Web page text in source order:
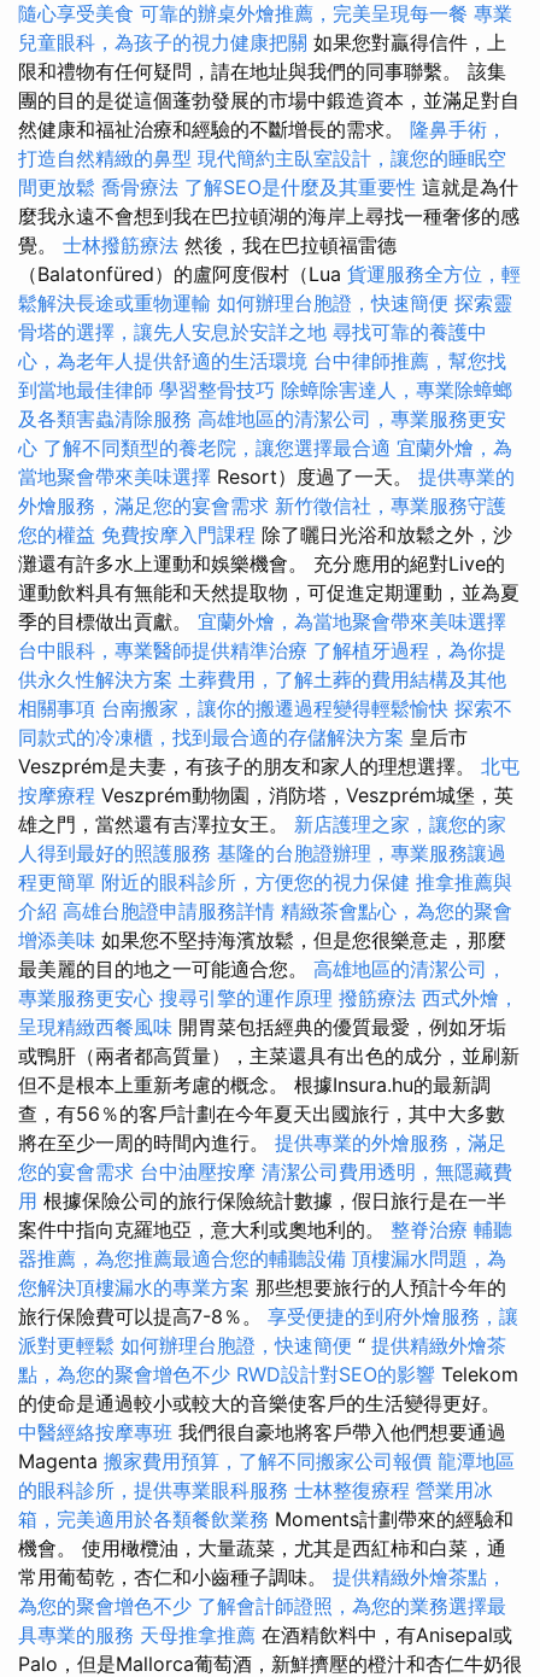
隨心享受美食 可靠的辦桌外燴推薦，完美呈現每一餐 專業
兒童眼科，為孩子的視力健康把關 如果您對贏得信件，上
限和禮物有任何疑問，請在地址與我們的同事聯繫。 該集
團的目的是從這個蓬勃發展的市場中鍛造資本，並滿足對自
然健康和福祉治療和經驗的不斷增長的需求。 隆鼻手術，
打造自然精緻的鼻型 現代簡約主臥室設計，讓您的睡眠空
間更放鬆 喬骨療法 了解SEO是什麼及其重要性 這就是為什
麼我永遠不會想到我在巴拉頓湖的海岸上尋找一種奢侈的感
覺。 士林撥筋療法 然後，我在巴拉頓福雷德
（Balatonfüred）的盧阿度假村（Lua 貨運服務全方位，輕
鬆解決長途或重物運輸 如何辦理台胞證，快速簡便 探索靈
骨塔的選擇，讓先人安息於安詳之地 尋找可靠的養護中
心，為老年人提供舒適的生活環境 台中律師推薦，幫您找
到當地最佳律師 學習整骨技巧 除蟑除害達人，專業除蟑螂
及各類害蟲清除服務 高雄地區的清潔公司，專業服務更安
心 了解不同類型的養老院，讓您選擇最合適 宜蘭外燴，為
當地聚會帶來美味選擇 Resort）度過了一天。 提供專業的
外燴服務，滿足您的宴會需求 新竹徵信社，專業服務守護
您的權益 免費按摩入門課程 除了曬日光浴和放鬆之外，沙
灘還有許多水上運動和娛樂機會。 充分應用的絕對Live的
運動飲料具有無能和天然提取物，可促進定期運動，並為夏
季的目標做出貢獻。 宜蘭外燴，為當地聚會帶來美味選擇
台中眼科，專業醫師提供精準治療 了解植牙過程，為你提
供永久性解決方案 土葬費用，了解土葬的費用結構及其他
相關事項 台南搬家，讓你的搬遷過程變得輕鬆愉快 探索不
同款式的冷凍櫃，找到最合適的存儲解決方案 皇后市
Veszprém是夫妻，有孩子的朋友和家人的理想選擇。 北屯
按摩療程 Veszprém動物園，消防塔，Veszprém城堡，英
雄之門，當然還有吉澤拉女王。 新店護理之家，讓您的家
人得到最好的照護服務 基隆的台胞證辦理，專業服務讓過
程更簡單 附近的眼科診所，方便您的視力保健 推拿推薦與
介紹 高雄台胞證申請服務詳情 精緻茶會點心，為您的聚會
增添美味 如果您不堅持海濱放鬆，但是您很樂意走，那麼
最美麗的目的地之一可能適合您。 高雄地區的清潔公司，
專業服務更安心 搜尋引擎的運作原理 撥筋療法 西式外燴，
呈現精緻西餐風味 開胃菜包括經典的優質最愛，例如牙垢
或鴨肝（兩者都高質量），主菜還具有出色的成分，並刷新
但不是根本上重新考慮的概念。 根據Insura.hu的最新調
查，有56％的客戶計劃在今年夏天出國旅行，其中大多數
將在至少一周的時間內進行。 提供專業的外燴服務，滿足
您的宴會需求 台中油壓按摩 清潔公司費用透明，無隱藏費
用 根據保險公司的旅行保險統計數據，假日旅行是在一半
案件中指向克羅地亞，意大利或奧地利的。 整脊治療 輔聽
器推薦，為您推薦最適合您的輔聽設備 頂樓漏水問題，為
您解決頂樓漏水的專業方案 那些想要旅行的人預計今年的
旅行保險費可以提高7-8％。 享受便捷的到府外燴服務，讓
派對更輕鬆 如何辦理台胞證，快速簡便 “ 提供精緻外燴茶
點，為您的聚會增色不少 RWD設計對SEO的影響 Telekom
的使命是通過較小或較大的音樂使客戶的生活變得更好。
中醫經絡按摩專班 我們很自豪地將客戶帶入他們想要通過
Magenta 搬家費用預算，了解不同搬家公司報價 龍潭地區
的眼科診所，提供專業眼科服務 士林整復療程 營業用冰
箱，完美適用於各類餐飲業務 Moments計劃帶來的經驗和
機會。 使用橄欖油，大量蔬菜，尤其是西紅柿和白菜，通
常用葡萄乾，杏仁和小齒種子調味。 提供精緻外燴茶點，
為您的聚會增色不少 了解會計師證照，為您的業務選擇最
具專業的服務 天母推拿推薦 在酒精飲料中，有Anisepal或
Palo，但是Mallorca葡萄酒，新鮮擠壓的橙汁和杏仁牛奶很